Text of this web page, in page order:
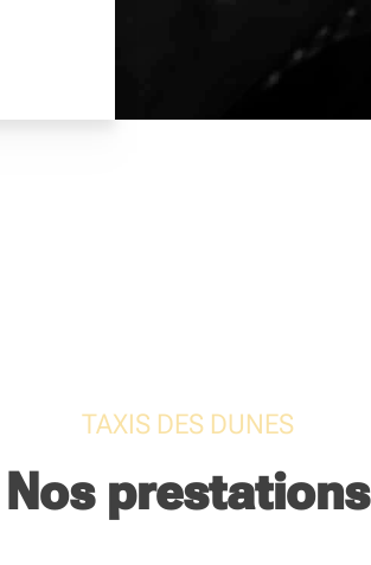
TAXIS DES DUNES
Nos prestations